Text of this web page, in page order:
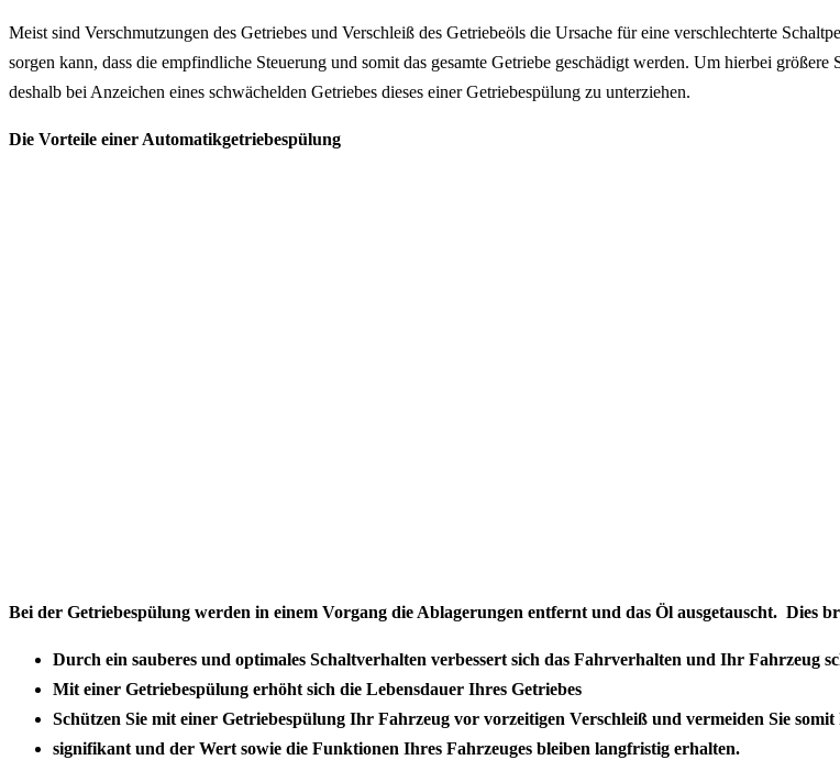
Meist sind Verschmutzungen des Getriebes und Verschleiß des Getriebeöls die Ursache für eine verschlechterte
sorgen kann, dass die empfindliche Steuerung und somit das gesamte Getriebe geschädigt werden. Um hierbei
deshalb bei Anzeichen eines schwächelden Getriebes dieses einer Getriebespülung zu unterziehen.
Die Vorteile einer Automatikgetriebespülung
Bei der Getriebespülung werden in einem Vorgang die Ablagerungen entfernt und das Öl ausgetauscht. Dies
Durch ein sauberes und optimales Schaltverhalten verbessert sich das Fahrverhalten und Ihr Fahrzeug
Mit einer Getriebespülung erhöht sich die Lebensdauer Ihres Getriebes
Schützen Sie mit einer Getriebespülung Ihr Fahrzeug vor vorzeitigen Verschleiß und vermeiden Sie
signifikant und der Wert sowie die Funktionen Ihres Fahrzeuges bleiben langfristig erhalten.